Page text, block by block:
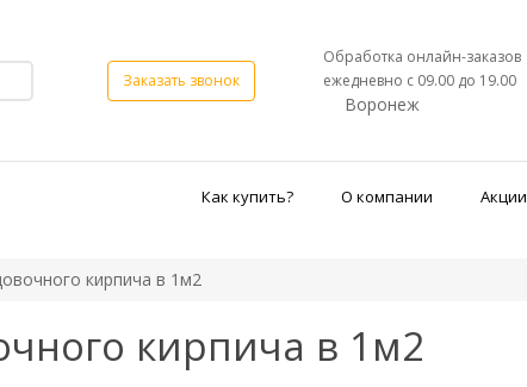
Заказать звонок
Обработка онлайн-заказов
ежедневно с 09.00 до 19.00
Воронеж
Как купить? О компании Акции
кирпича в 1м2
кирпича в 1м2